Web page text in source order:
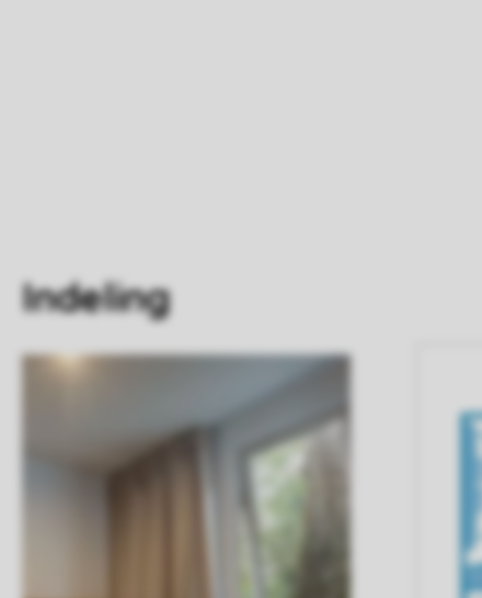
Indeling